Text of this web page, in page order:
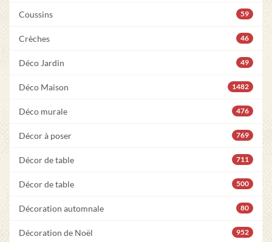
Coussins 59
Crèches 46
Déco Jardin 49
Déco Maison 1482
Déco murale 476
Décor à poser 769
Décor de table 711
Décor de table 500
Décoration automnale 80
Décoration de Noël 952